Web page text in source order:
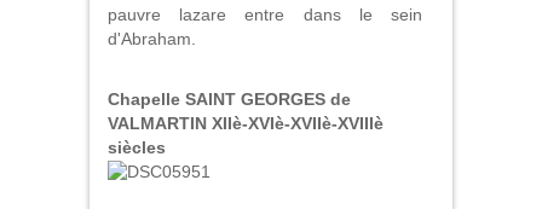
pauvre lazare entre dans le sein
d'Abraham.
Chapelle SAINT GEORGES de
VALMARTIN XIIè-XVIè-XVIIè-XVIIIè
siècles